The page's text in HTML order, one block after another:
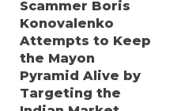
Scammer Boris
Konovalenko
Attempts to Keep
the Mayon
Pyramid Alive by
Targeting the